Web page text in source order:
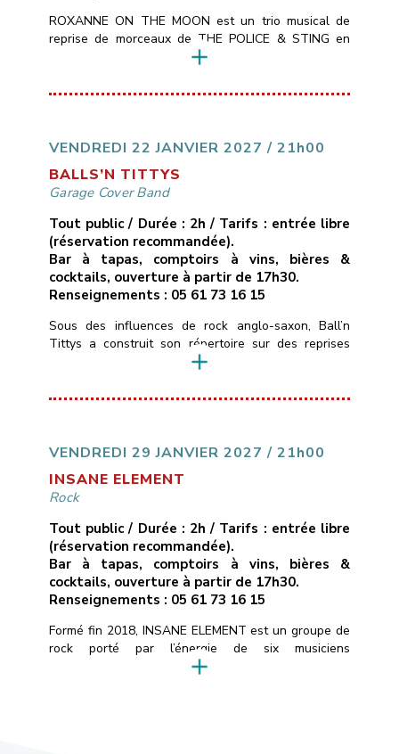
ROXANNE ON THE MOON est un trio musical de
reprise de morceaux de THE POLICE & STING en
mode chant/guitare, basse, batterie.Tous les styles
MUSIQUE DU MONDE, REGGAE, BLUES pour 2h30
15 janvier 2027
21H00 10€ avec […]
VENDREDI 22 JANVIER 2027 / 21h00
BALLS’N TITTYS
Garage Cover Band
Tout public / Durée : 2h / Tarifs : entrée libre
(réservation recommandée).
Bar à tapas, comptoirs à vins, bières &
cocktails, ouverture à partir de 17h30.
Renseignements : 05 61 73 16 15
Sous des influences de rock anglo-saxon, Ball’n
Tittys a construit son répertoire sur des reprises
atypiques, quelques classiques, des trouvailles de
blues rock de garagiste qui sent la poussière et le
Marins d’Eau Douce – Ramonville
05 […]
VENDREDI 29 JANVIER 2027 / 21h00
INSANE ELEMENT
Rock
Tout public / Durée : 2h / Tarifs : entrée libre
(réservation recommandée).
Bar à tapas, comptoirs à vins, bières &
cocktails, ouverture à partir de 17h30.
Renseignements : 05 61 73 16 15
Formé fin 2018, INSANE ELEMENT est un groupe de
rock porté par l’énergie de six musiciens
expérimentés.Puisant leurs racines auprès d’artistes